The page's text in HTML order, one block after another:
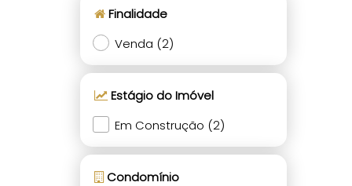
Finalidade
Venda (2)
Estágio do Imóvel
Em Construção (2)
Condomínio